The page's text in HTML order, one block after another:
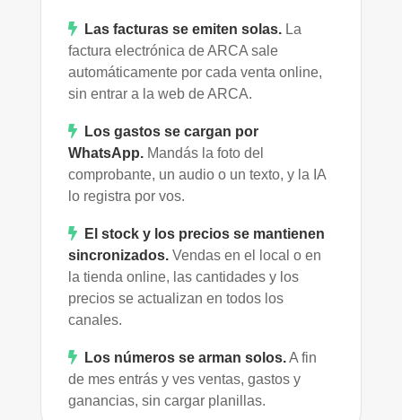
Las facturas se emiten solas. La
factura electrónica de ARCA sale
automáticamente por cada venta online,
sin entrar a la web de ARCA.
Los gastos se cargan por
WhatsApp. Mandás la foto del
comprobante, un audio o un texto, y la IA
lo registra por vos.
El stock y los precios se mantienen
sincronizados. Vendas en el local o en
la tienda online, las cantidades y los
precios se actualizan en todos los
canales.
Los números se arman solos.A fin
de mes entrás y ves ventas, gastos y
ganancias, sin cargar planillas.